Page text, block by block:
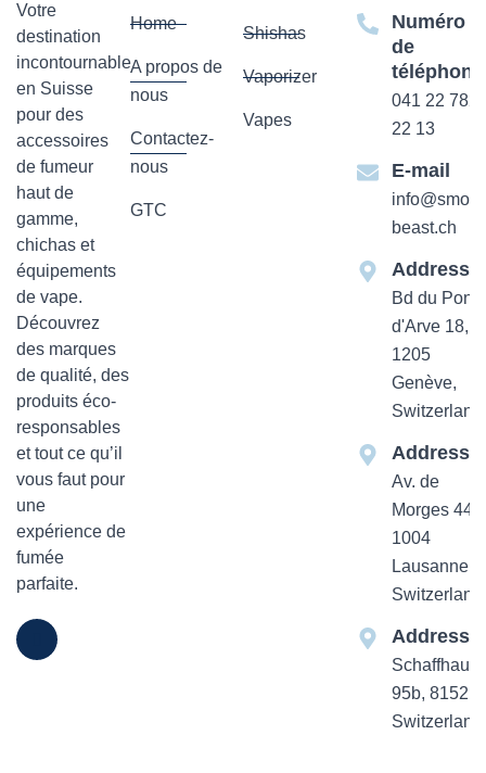
Votre
destination
incontournable
en Suisse
pour des
accessoires
de fumeur
haut de
gamme,
chichas et
équipements
de vape.
Découvrez
des marques
de qualité, des
produits éco-
responsables
et tout ce qu’il
vous faut pour
une
expérience de
fumée
parfaite.
Home
A propos de
nous
Contactez-
nous
GTC
Shishas
Vaporizer
Vapes
Numéro
de
téléphone
041 22 782
22 13
E-mail
info@smok-
beast.ch
Addresse
Bd du Pont-
d'Arve 18,
1205
Genève,
Switzerland
Addresse
Av. de
Morges 44
1004
Lausanne,
Switzerland
Addresse
95b, 8152
Switzerland